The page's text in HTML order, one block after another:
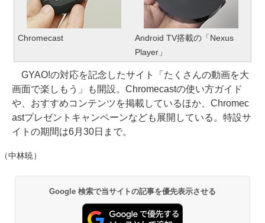
Chromecast
Android TV搭載の「Nexus
Player」
GYAO!の対応を記念したサイト「たくさんの動画を大
画面で楽しもう」も開設。Chromecastの使い方ガイド
や、おすすめコンテンツを掲載しているほか、Chromec
astプレゼントキャンペーンなども展開している。特設サ
イトの期間は6月30日まで。
（中林暁）
Google 検索で当サイトの記事を優先表示させる